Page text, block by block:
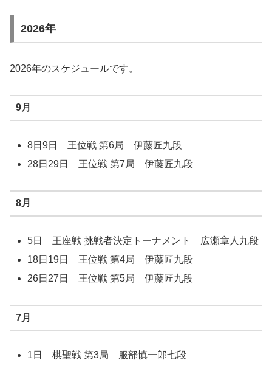
2026年
2026年のスケジュールです。
9月
8日9日 王位戦 第6局 伊藤匠九段
28日29日 王位戦 第7局 伊藤匠九段
8月
5日 王座戦 挑戦者決定トーナメント 広瀬章人九段
18日19日 王位戦 第4局 伊藤匠九段
26日27日 王位戦 第5局 伊藤匠九段
7月
1日 棋聖戦 第3局 服部慎一郎七段